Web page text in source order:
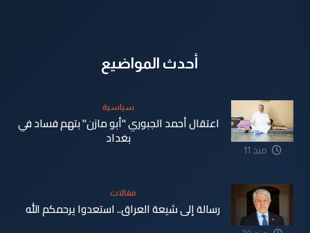
أحدث المواضيع
منذ 11
سياسية
اعتقال أحمد الجبوري "أبو مازن" بتهم فساد في
بغداد
مقالات
رسالة إلى شيعة العراق.. استعدوا يرحمكم الله